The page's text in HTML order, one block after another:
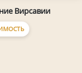
Вирсавии